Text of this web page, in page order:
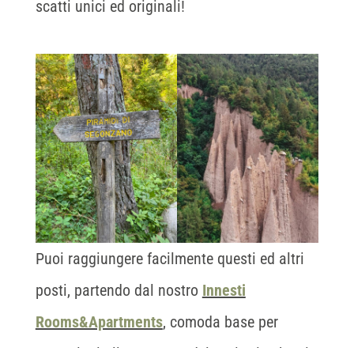
scatti unici ed originali!
Puoi raggiungere facilmente questi ed altri
posti, partendo dal nostro Innesti
Rooms&Apartments, comoda base per